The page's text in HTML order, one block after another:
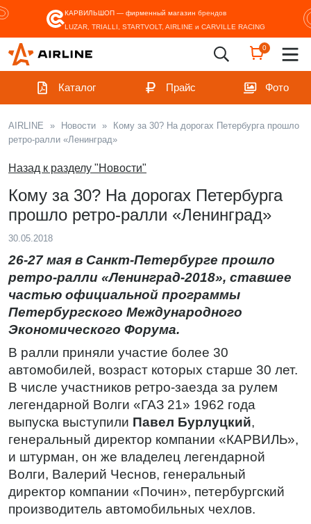
КАРВИЛЬШОП — фирменный магазин брендов
LUZAR, TRIALLI, STARTVOLT, AIRLINE и CARVILLE RACING
0
Каталог Прайс Фото
AIRLINE » Новости »
Кому за 30? На дорогах Петербурга прошло
ретро-ралли «Ленинград»
Назад к разделу "Новости"
Кому за 30? На дорогах Петербурга
прошло ретро-ралли «Ленинград»
30.05.2018
26-27 мая в Санкт-Петербурге прошло
ретро-ралли «Ленинград-2018», ставшее
частью официальной программы
Петербургского Международного
Экономического Форума.
В ралли приняли участие более 30
автомобилей, возраст которых старше 30 лет.
В числе участников ретро-заезда за рулем
легендарной Волги «ГАЗ 21» 1962 года
выпуска выступили Павел Бурлуцкий,
генеральный директор компании «КАРВИЛЬ»,
и штурман, он же владелец легендарной
Волги, Валерий Чеснов, генеральный
директор компании «Почин», петербургский
производитель автомобильных чехлов.